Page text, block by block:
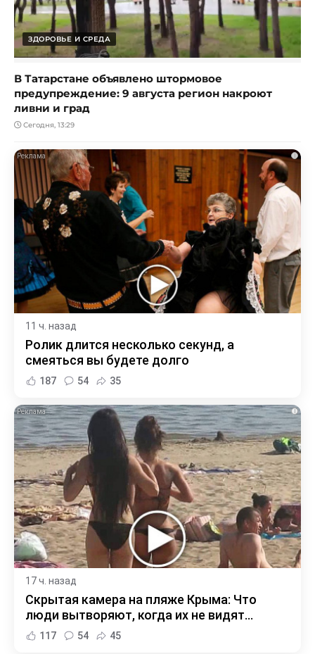
ЗДОРОВЬЕ И СРЕДА
В Татарстане объявлено штормовое
предупреждение: 9 августа регион накроют
ливни и град
Сегодня, 13:29
i
11 ч. назад
Ролик длится несколько секунд, а
смеяться вы будете долго
187 54 35
i
17 ч. назад
Скрытая камера на пляже Крыма: Что
люди вытворяют, когда их не видят...
117 54 45